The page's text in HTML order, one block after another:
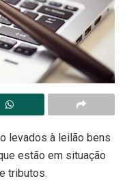
levados à leilão bens
estão em situação
tributos.